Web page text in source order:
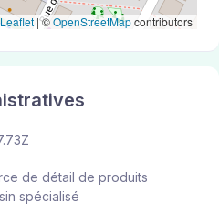
|©OpenStreetMapcontributors
de détail de produits
spécialisé